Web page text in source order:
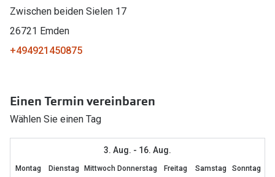
Seen
Miu Miu
alle Marken
Unofficial
Oakley
Zwischen beiden Sielen 17
26721 Emden
+494921450875
Einen Termin vereinbaren
Wählen Sie einen Tag
3. Aug. - 16. Aug.
Montag Dienstag Mittwoch Donnerstag Freitag Samstag Sonntag